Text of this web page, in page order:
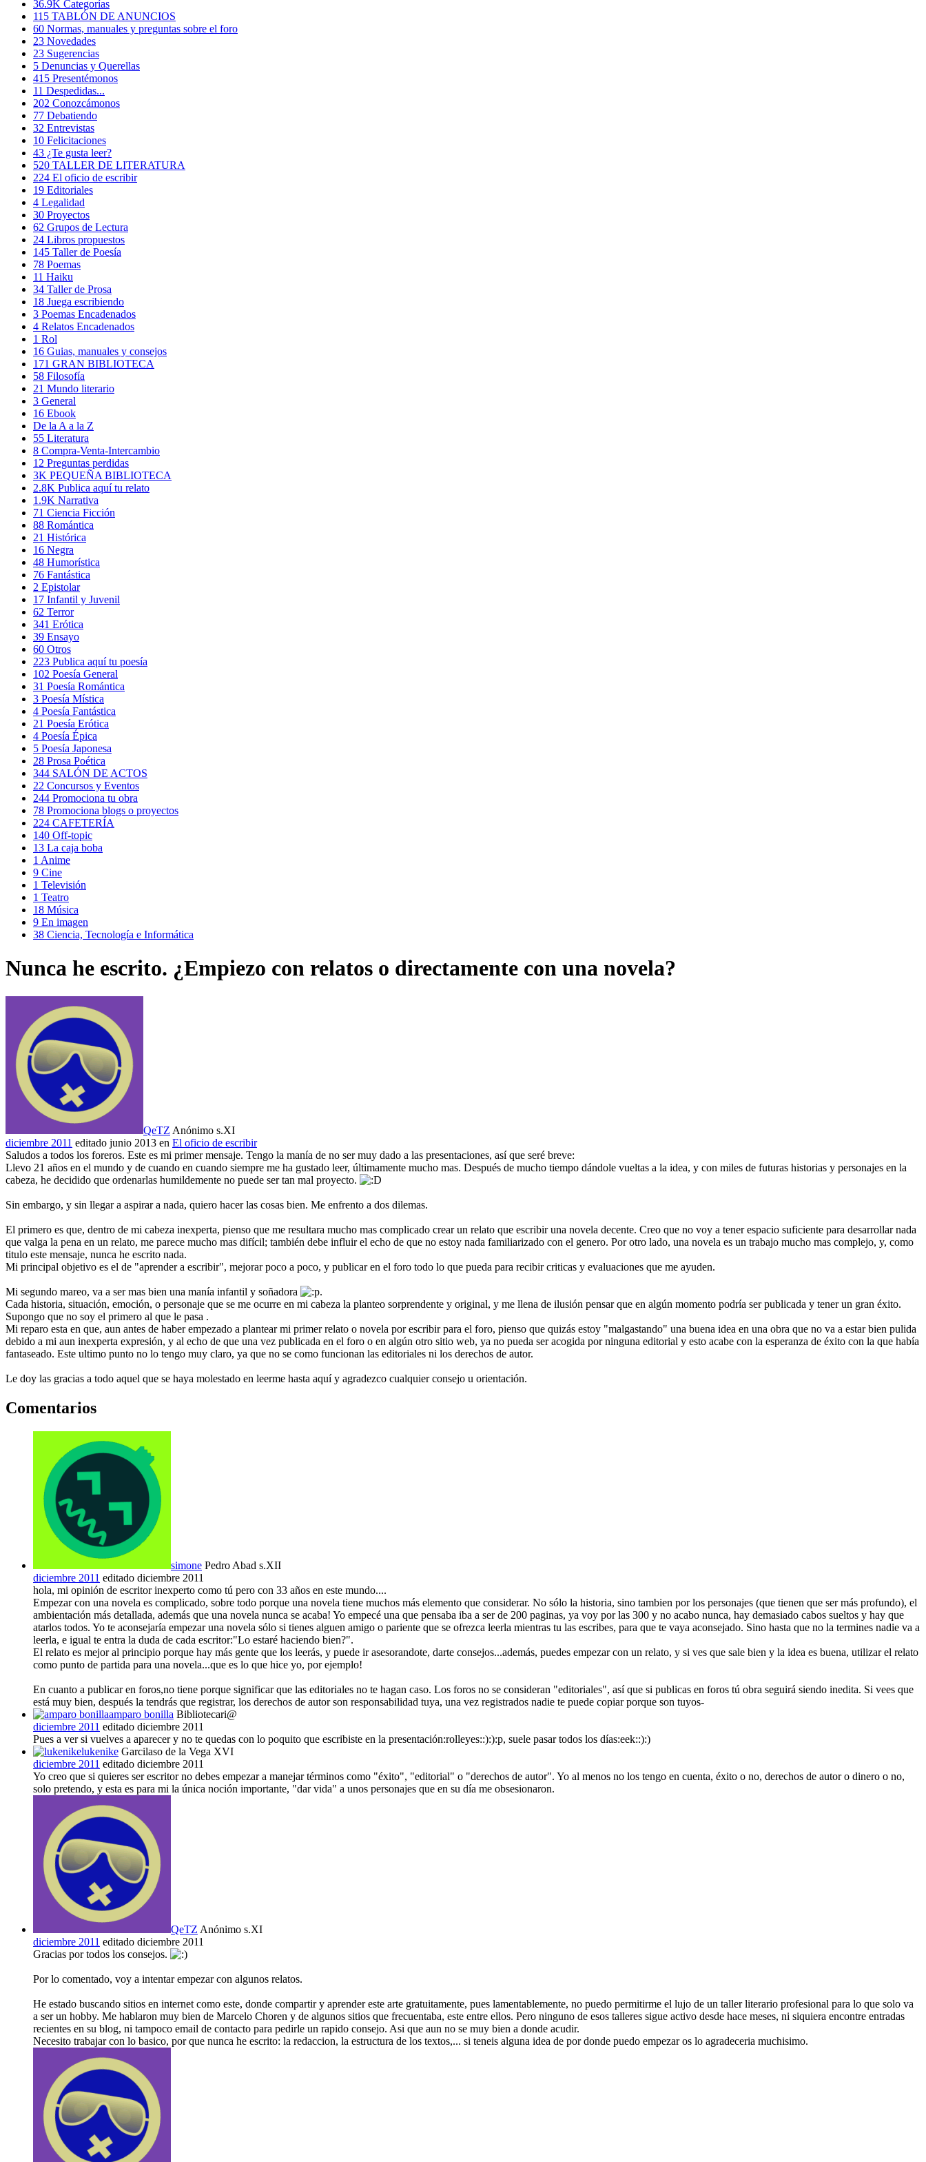
36.9K Categorías
115 TABLÓN DE ANUNCIOS
60 Normas, manuales y preguntas sobre el foro
23 Novedades
23 Sugerencias
5 Denuncias y Querellas
415 Presentémonos
11 Despedidas...
202 Conozcámonos
77 Debatiendo
32 Entrevistas
10 Felicitaciones
43 ¿Te gusta leer?
520 TALLER DE LITERATURA
224 El oficio de escribir
19 Editoriales
4 Legalidad
30 Proyectos
62 Grupos de Lectura
24 Libros propuestos
145 Taller de Poesía
78 Poemas
11 Haiku
34 Taller de Prosa
18 Juega escribiendo
3 Poemas Encadenados
4 Relatos Encadenados
1 Rol
16 Guias, manuales y consejos
171 GRAN BIBLIOTECA
58 Filosofía
21 Mundo literario
3 General
16 Ebook
De la A a la Z
55 Literatura
8 Compra-Venta-Intercambio
12 Preguntas perdidas
3K PEQUEÑA BIBLIOTECA
2.8K Publica aquí tu relato
1.9K Narrativa
71 Ciencia Ficción
88 Romántica
21 Histórica
16 Negra
48 Humorística
76 Fantástica
2 Epistolar
17 Infantil y Juvenil
62 Terror
341 Erótica
39 Ensayo
60 Otros
223 Publica aquí tu poesía
102 Poesía General
31 Poesía Romántica
3 Poesía Mística
4 Poesía Fantástica
21 Poesía Erótica
4 Poesía Épica
5 Poesía Japonesa
28 Prosa Poética
344 SALÓN DE ACTOS
22 Concursos y Eventos
244 Promociona tu obra
78 Promociona blogs o proyectos
224 CAFETERÍA
140 Off-topic
13 La caja boba
1 Anime
9 Cine
1 Televisión
1 Teatro
18 Música
9 En imagen
38 Ciencia, Tecnología e Informática
Nunca he escrito. ¿Empiezo con relatos o directamente con una novela?
QeTZ Anónimo s.XI
diciembre 2011 editado junio 2013 en El oficio de escribir
Saludos a todos los foreros. Este es mi primer mensaje. Tengo la manía de no ser muy dado a las presentaciones, así que seré breve:
Llevo 21 años en el mundo y de cuando en cuando siempre me ha gustado leer, últimamente mucho mas. Después de mucho tiempo dándole vueltas a la idea, y con miles de futuras historias y personajes en la
cabeza, he decidido que ordenarlas humildemente no puede ser tan mal proyecto.
Sin embargo, y sin llegar a aspirar a nada, quiero hacer las cosas bien. Me enfrento a dos dilemas.
El primero es que, dentro de mi cabeza inexperta, pienso que me resultara mucho mas complicado crear un relato que escribir una novela decente. Creo que no voy a tener espacio suficiente para desarrollar nada
que valga la pena en un relato, me parece mucho mas difícil; también debe influir el echo de que no estoy nada familiarizado con el genero. Por otro lado, una novela es un trabajo mucho mas complejo, y, como
titulo este mensaje, nunca he escrito nada.
Mi principal objetivo es el de "aprender a escribir", mejorar poco a poco, y publicar en el foro todo lo que pueda para recibir criticas y evaluaciones que me ayuden.
Mi segundo mareo, va a ser mas bien una manía infantil y soñadora
.
Cada historia, situación, emoción, o personaje que se me ocurre en mi cabeza la planteo sorprendente y original, y me llena de ilusión pensar que en algún momento podría ser publicada y tener un gran éxito.
Supongo que no soy el primero al que le pasa .
Mi reparo esta en que, aun antes de haber empezado a plantear mi primer relato o novela por escribir para el foro, pienso que quizás estoy "malgastando" una buena idea en una obra que no va a estar bien pulida
debido a mi aun inexperta expresión, y al echo de que una vez publicada en el foro o en algún otro sitio web, ya no pueda ser acogida por ninguna editorial y esto acabe con la esperanza de éxito con la que había
fantaseado. Este ultimo punto no lo tengo muy claro, ya que no se como funcionan las editoriales ni los derechos de autor.
Le doy las gracias a todo aquel que se haya molestado en leerme hasta aquí y agradezco cualquier consejo u orientación.
Comentarios
simone Pedro Abad s.XII
diciembre 2011 editado diciembre 2011
hola, mi opinión de escritor inexperto como tú pero con 33 años en este mundo....
Empezar con una novela es complicado, sobre todo porque una novela tiene muchos más elemento que considerar. No sólo la historia, sino tambien por los personajes (que tienen que ser más profundo), el
ambientación más detallada, además que una novela nunca se acaba! Yo empecé una que pensaba iba a ser de 200 paginas, ya voy por las 300 y no acabo nunca, hay demasiado cabos sueltos y hay que
atarlos todos. Yo te aconsejaría empezar una novela sólo si tienes alguen amigo o pariente que se ofrezca leerla mientras tu las escribes, para que te vaya aconsejado. Sino hasta que no la termines nadie va a
leerla, e igual te entra la duda de cada escritor:"Lo estaré haciendo bien?".
El relato es mejor al principio porque hay más gente que los leerás, y puede ir asesorandote, darte consejos...además, puedes empezar con un relato, y si ves que sale bien y la idea es buena, utilizar el relato
como punto de partida para una novela...que es lo que hice yo, por ejemplo!
En cuanto a publicar en foros,no tiene porque significar que las editoriales no te hagan caso. Los foros no se consideran "editoriales", así que si publicas en foros tú obra seguirá siendo inedita. Si vees que
está muy bien, después la tendrás que registrar, los derechos de autor son responsabilidad tuya, una vez registrados nadie te puede copiar porque son tuyos-
amparo bonilla Bibliotecari@
diciembre 2011 editado diciembre 2011
Pues a ver si vuelves a aparecer y no te quedas con lo poquito que escribiste en la presentación:rolleyes::):):p, suele pasar todos los días:eek::):)
lukenike Garcilaso de la Vega XVI
diciembre 2011 editado diciembre 2011
Yo creo que si quieres ser escritor no debes empezar a manejar términos como "éxito", "editorial" o "derechos de autor". Yo al menos no los tengo en cuenta, éxito o no, derechos de autor o dinero o no,
solo pretendo, y esta es para mi la única noción importante, "dar vida" a unos personajes que en su día me obsesionaron.
QeTZ Anónimo s.XI
diciembre 2011 editado diciembre 2011
Gracias por todos los consejos.
Por lo comentado, voy a intentar empezar con algunos relatos.
He estado buscando sitios en internet como este, donde compartir y aprender este arte gratuitamente, pues lamentablemente, no puedo permitirme el lujo de un taller literario profesional para lo que solo va
a ser un hobby. Me hablaron muy bien de Marcelo Choren y de algunos sitios que frecuentaba, este entre ellos. Pero ninguno de esos talleres sigue activo desde hace meses, ni siquiera encontre entradas
recientes en su blog, ni tampoco email de contacto para pedirle un rapido consejo. Asi que aun no se muy bien a donde acudir.
Necesito trabajar con lo basico, por que nunca he escrito: la redaccion, la estructura de los textos,... si teneis alguna idea de por donde puedo empezar os lo agradeceria muchisimo.